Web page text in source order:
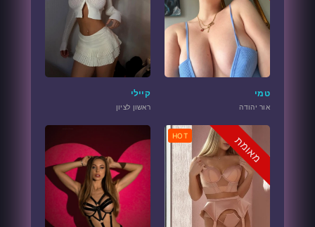
קיילי
ראשון לציון
טמי
אור יהודה
HOT מאומת